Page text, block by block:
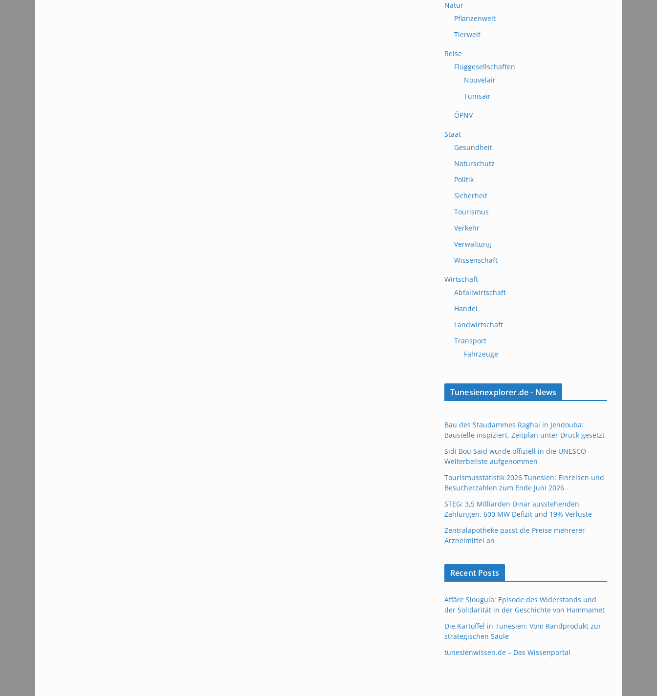
Natur
Pflanzenwelt
Tierwelt
Reise
Fluggesellschaften
Nouvelair
Tunisair
ÖPNV
Staat
Gesundheit
Naturschutz
Politik
Sicherheit
Tourismus
Verkehr
Verwaltung
Wissenschaft
Wirtschaft
Abfallwirtschaft
Handel
Landwirtschaft
Transport
Fahrzeuge
Tunesienexplorer.de - News
Bau des Staudammes Raghai in Jendouba:
Baustelle inspiziert, Zeitplan unter Druck gesetzt
Sidi Bou Said wurde offiziell in die UNESCO-
Welterbeliste aufgenommen
Tourismusstatistik 2026 Tunesien: Einreisen und
Besucherzahlen zum Ende Juni 2026
STEG: 3,5 Milliarden Dinar ausstehenden
Zahlungen, 600 MW Defizit und 19% Verluste
Zentralapotheke passt die Preise mehrerer
Arzneimittel an
Recent Posts
Affäre Slouguia: Episode des Widerstands und
der Solidarität in der Geschichte von Hammamet
Die Kartoffel in Tunesien: Vom Randprodukt zur
strategischen Säule
tunesienwissen.de – Das Wissenportal